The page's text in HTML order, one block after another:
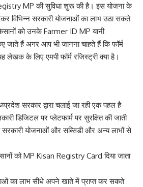
MP की सुविधा शुरू की है। इस योजना के
विभिन्न सरकारी योजनाओं का लाभ उठा सकते
को उनके Farmer ID MP यानी
जाते हैं अगर आप भी जानना चाहते हैं कि फॉर्म
लेखक के लिए एमपी फॉर्म रजिस्ट्री क्या है।
सरकार द्वारा चलाई जा रही एक पहल है
डिजिटल पर प्लेटफार्म पर सुरक्षित की जाती
सरकारी योजनाओं और सब्सिडी और अन्य लाभों से
को MP Kisan Registry Card दिया जाता
का लाभ सीधे अपने खाते में प्राप्त कर सकते